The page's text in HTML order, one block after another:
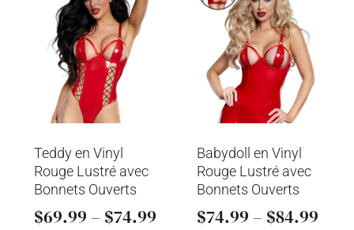
Teddy en Vinyl
Rouge Lustré avec
Bonnets Ouverts
$69.99 – $74.99
Babydoll en Vinyl
Rouge Lustré avec
Bonnets Ouverts
$74.99 – $84.99